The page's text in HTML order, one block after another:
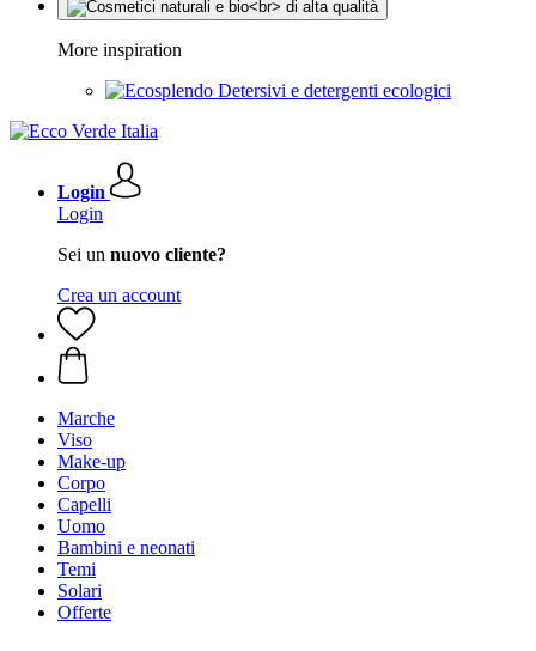
More inspiration
Detersivi e detergenti ecologici
Login
Login
Sei un nuovo cliente?
Crea un account
Marche
Viso
Make-up
Corpo
Capelli
Uomo
Bambini e neonati
Temi
Solari
Offerte